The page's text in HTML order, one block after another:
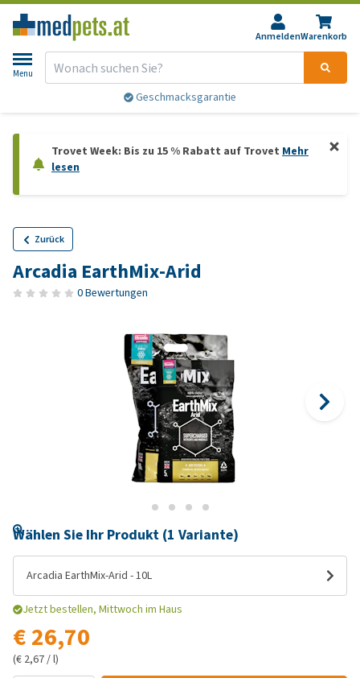
AnmeldenWarenkorb
Menu
Geschmacksgarantie
Trovet Week: Bis zu 15 % Rabatt auf Trovet Mehr
lesen
Zurück
Arcadia EarthMix-Arid
0 Bewertungen
Wählen Sie Ihr Produkt (1 Variante)
Arcadia EarthMix-Arid - 10L
Jetzt bestellen, Mittwoch im Haus
€ 26,70
(€ 2,67 / l)